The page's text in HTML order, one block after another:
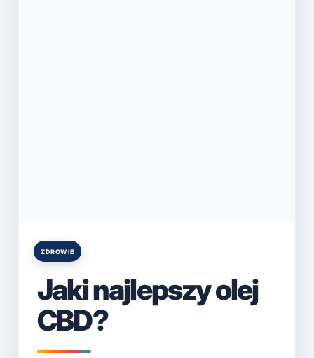
Posted
ZDROWIE
Jaki najlepszy olej
CBD?